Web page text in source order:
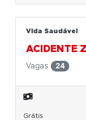
Vida Saudável
ACIDENTE
Vagas
24
Grátis